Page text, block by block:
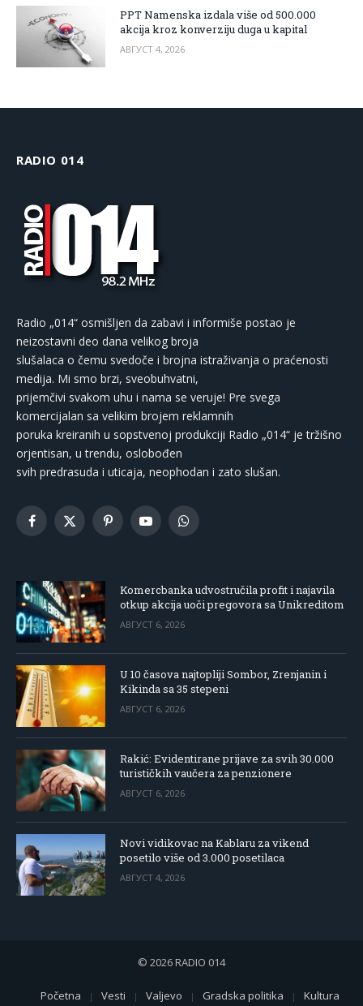
PPT Namenska izdala više od 500.000
akcija kroz konverziju duga u kapital
АВГУСТ 4, 2026
RADIO 014
Radio „014“ osmišljen da zabavi i informiše postao je
neizostavni deo dana velikog broja
slušalaca o čemu svedoče i brojna istraživanja o praćenosti
medija. Mi smo brzi, sveobuhvatni,
prijemčivi svakom uhu i nama se veruje! Pre svega
komercijalan sa velikim brojem reklamnih
poruka kreiranih u sopstvenoj produkciji Radio „014“ je tržišno
orjentisan, u trendu, oslobođen
svih predrasuda i uticaja, neophodan i zato slušan.
Facebook
X
PinterestYouTubeWhatsApp
Komercbanka udvostručila profit i najavila
otkup akcija uoči pregovora sa Unikreditom
АВГУСТ 6, 2026
U 10 časova najtopliji Sombor, Zrenjanin i
Kikinda sa 35 stepeni
АВГУСТ 6, 2026
Rakić: Evidentirane prijave za svih 30.000
turističkih vaučera za penzionere
АВГУСТ 6, 2026
Novi vidikovac na Kablaru za vikend
posetilo više od 3.000 posetilaca
АВГУСТ 4, 2026
© 2026 RADIO 014
Početna Vesti Valjevo Gradska politika Kultura